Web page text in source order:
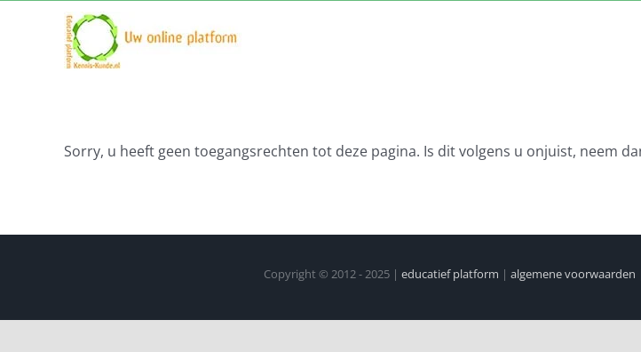
Sorry, u heeft geen toegangsrechten tot deze pagina. Is dit volgens u onjuist, neem
Copyright © 2012 - 2025 | educatief platform | algemene voorwaarden